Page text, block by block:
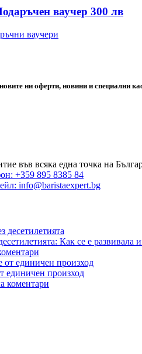
ваучер 300 лв
ваучери
ни оферти, новини и специални
във всяка една точка на
+359 895 8385 84
info@baristaexpert.bg
Как се е развивала
единичен произход
коментари